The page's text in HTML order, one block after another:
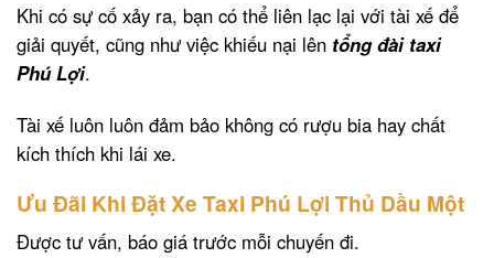
Khi có sự cố xảy ra, bạn có thể liên lạc lại với tài xế để
giải quyết, cũng như việc khiếu nại lên tổng đài taxi
Phú Lợi.
Tài xế luôn luôn đảm bảo không có rượu bia hay chất
kích thích khi lái xe.
Ưu Đãi Khi Đặt Xe Taxi Phú Lợi Thủ Dầu Một
Được tư vấn, báo giá trước mỗi chuyến đi.